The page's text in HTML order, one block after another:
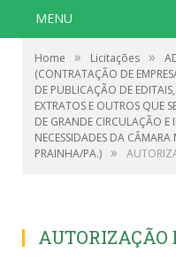
MENU
Home » Licitações »
(CONTRATAÇÃO DE
DE PUBLICAÇÃO DE
EXTRATOS E OUTROS QUE
DE GRANDE CIRCULAÇÃO E
NECESSIDADES DA
PRAINHA/PA.) »
AUTORIZAÇÃO